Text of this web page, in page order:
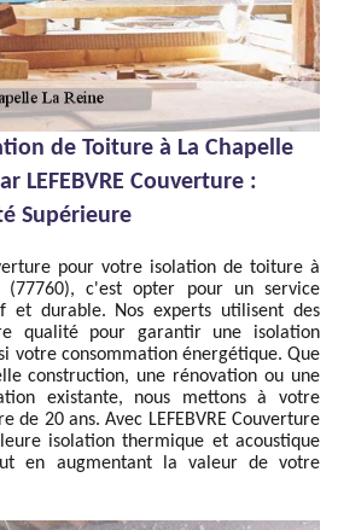
de Toiture à La Chapelle
LEFEBVRE Couverture :
Supérieure
pour votre isolation de toiture à
(77760), c'est opter pour un service
et durable. Nos experts utilisent des
qualité pour garantir une isolation
votre consommation énergétique. Que
construction, une rénovation ou une
existante, nous mettons à votre
de 20 ans. Avec LEFEBVRE Couverture
isolation thermique et acoustique
en augmentant la valeur de votre